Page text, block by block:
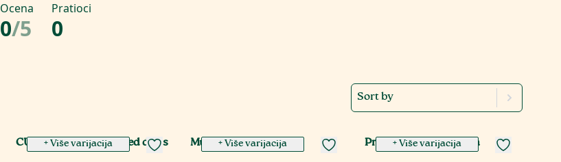
Ocena
0/5
Pratioci
0
Sort by
+ Više varijacija
CURS Limited, oversized duks + Više varijacija
Munja, regular majica + Više varijacija
Proleće, regular majica